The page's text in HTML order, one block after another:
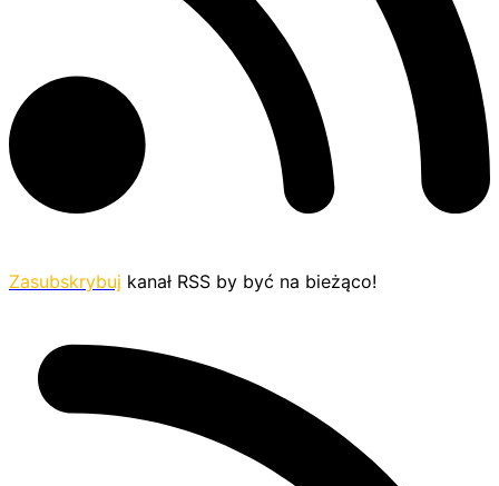
Zasubskrybuj kanał RSS by być na bieżąco!